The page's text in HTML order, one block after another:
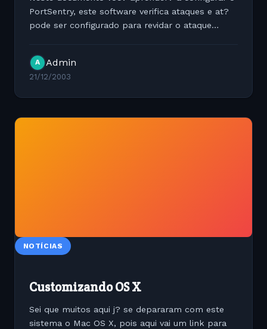
PortSentry, este software verifica ataques e at?
pode ser configurado para revidar o ataque
do desevolvedor:...
A Admin
21/12/2003
NOTÍCIAS
Customizando OS X
Sei que muitos aqui j? se depararam com este
sistema o Mac OS X, pois aqui vai um link para